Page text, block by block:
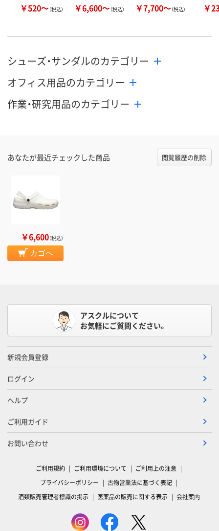
￥520～（税込） ￥6,600～（税込） ￥7,700～（税込） ￥
シューズ・サンダルのカテゴリー
オフィス用品のカテゴリー
作業・研究用品のカテゴリー
あなたが最近チェックした商品 閲覧履歴の削除
￥6,600（税込）
カゴへ
アスクルについて
お気軽にご質問ください。
新規会員登録
ログイン
ヘルプ
ご利用ガイド
お問い合わせ
ご利用規約 ご利用環境について
ご利用上の注意
プライバシーポリシー
古物営業法に基づく表記
酒類販売管理者標識の掲示
医薬品の販売に関する表示 会社案内